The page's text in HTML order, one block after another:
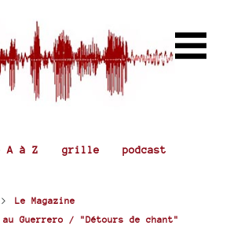
A à Z grille podcast
> Le Magazine
Guerrero / "Détours de chant"